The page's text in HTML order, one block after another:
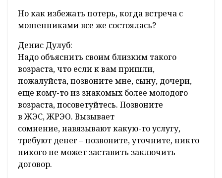
Но как избежать потерь, когда встреча с
мошенниками все же состоялась?
Денис Дулуб:
Надо объяснить своим близким такого
возраста, что если к вам пришли,
пожалуйста, позвоните мне, сыну, дочери,
еще кому-то из знакомых более молодого
возраста, посоветуйтесь. Позвоните
в ЖЭС, ЖРЭО. Вызывает
сомнение, навязывают какую-то услугу,
требуют денег – позвоните, уточните, никто
никого не может заставить заключить
договор.